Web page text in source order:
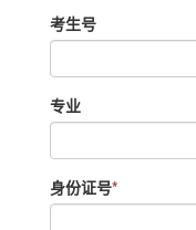
考生号
专业
身份证号*